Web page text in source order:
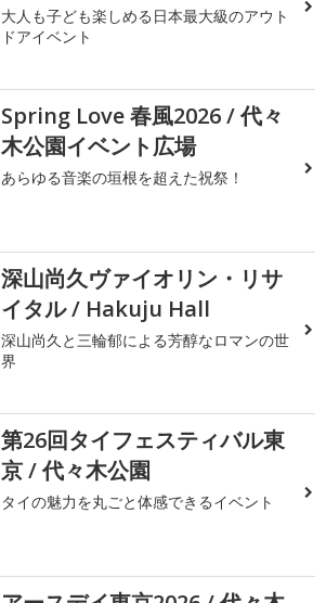
大人も子ども楽しめる日本最大級のアウト
ドアイベント
Spring Love 春風2026 / 代々
木公園イベント広場
あらゆる音楽の垣根を超えた祝祭！
深山尚久ヴァイオリン・リサ
イタル / Hakuju Hall
深山尚久と三輪郁による芳醇なロマンの世
界
第26回タイフェスティバル東
京 / 代々木公園
タイの魅力を丸ごと体感できるイベント